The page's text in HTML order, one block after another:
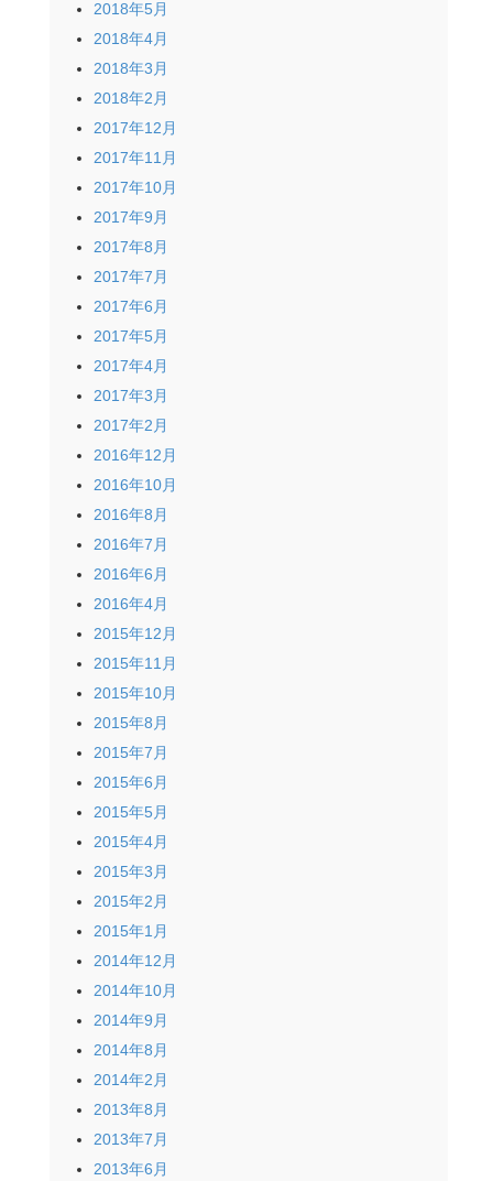
2018年5月
2018年4月
2018年3月
2018年2月
2017年12月
2017年11月
2017年10月
2017年9月
2017年8月
2017年7月
2017年6月
2017年5月
2017年4月
2017年3月
2017年2月
2016年12月
2016年10月
2016年8月
2016年7月
2016年6月
2016年4月
2015年12月
2015年11月
2015年10月
2015年8月
2015年7月
2015年6月
2015年5月
2015年4月
2015年3月
2015年2月
2015年1月
2014年12月
2014年10月
2014年9月
2014年8月
2014年2月
2013年8月
2013年7月
2013年6月